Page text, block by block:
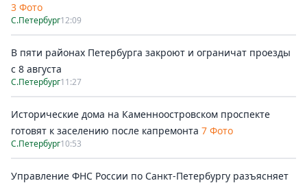
3 Фото
С.Петербург12:09
В пяти районах Петербурга закроют и ограничат проезды
с 8 августа
С.Петербург11:27
Исторические дома на Каменноостровском проспекте
готовят к заселению после капремонта 7 Фото
С.Петербург10:53
Управление ФНС России по Санкт-Петербургу разъясняет